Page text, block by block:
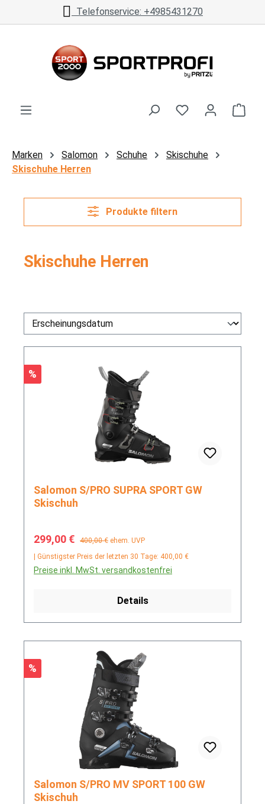
Zum Hauptinhalt springenTelefonservice: +4985431270
Marken Salomon Schuhe
Skischuhe
Skischuhe Herren
Produkte filtern
Skischuhe Herren
Rabatt
%
Salomon S/PRO SUPRA SPORT GW
Skischuh
Verkaufspreis:
299,00 € Regulärer Preis:
400,00 € ehem. UVP
| Günstigster Preis der letzten 30 Tage: 400,00 €
Preise inkl. MwSt. versandkostenfrei
Details
Rabatt
%
Salomon S/PRO MV SPORT 100 GW
Skischuh